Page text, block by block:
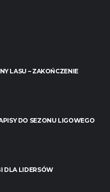
LASU – ZAKOŃCZENIE
DO SEZONU LIGOWEGO
DLA LIDERSÓW